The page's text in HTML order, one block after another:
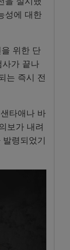
성에 대한
위한 단
사가 끝나
는 즉시 전
타애나 바
보가 내려
령되었기